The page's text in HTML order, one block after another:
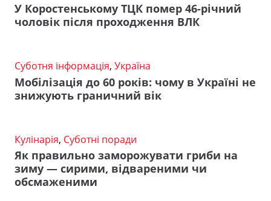
У Коростенському ТЦК помер 46-річний
чоловік після проходження ВЛК
Суботня інформація, Україна
Мобілізація до 60 років: чому в Україні не
знижують граничний вік
Кулінарія, Суботні поради
Як правильно заморожувати гриби на
зиму — сирими, відвареними чи
обсмаженими